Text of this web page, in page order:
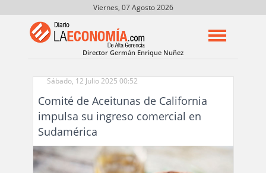
Viernes, 07 Agosto 2026
Director Germán Enrique Nuñez
Sábado, 12 Julio 2025 00:52
Comité de Aceitunas de California
impulsa su ingreso comercial en
Sudamérica